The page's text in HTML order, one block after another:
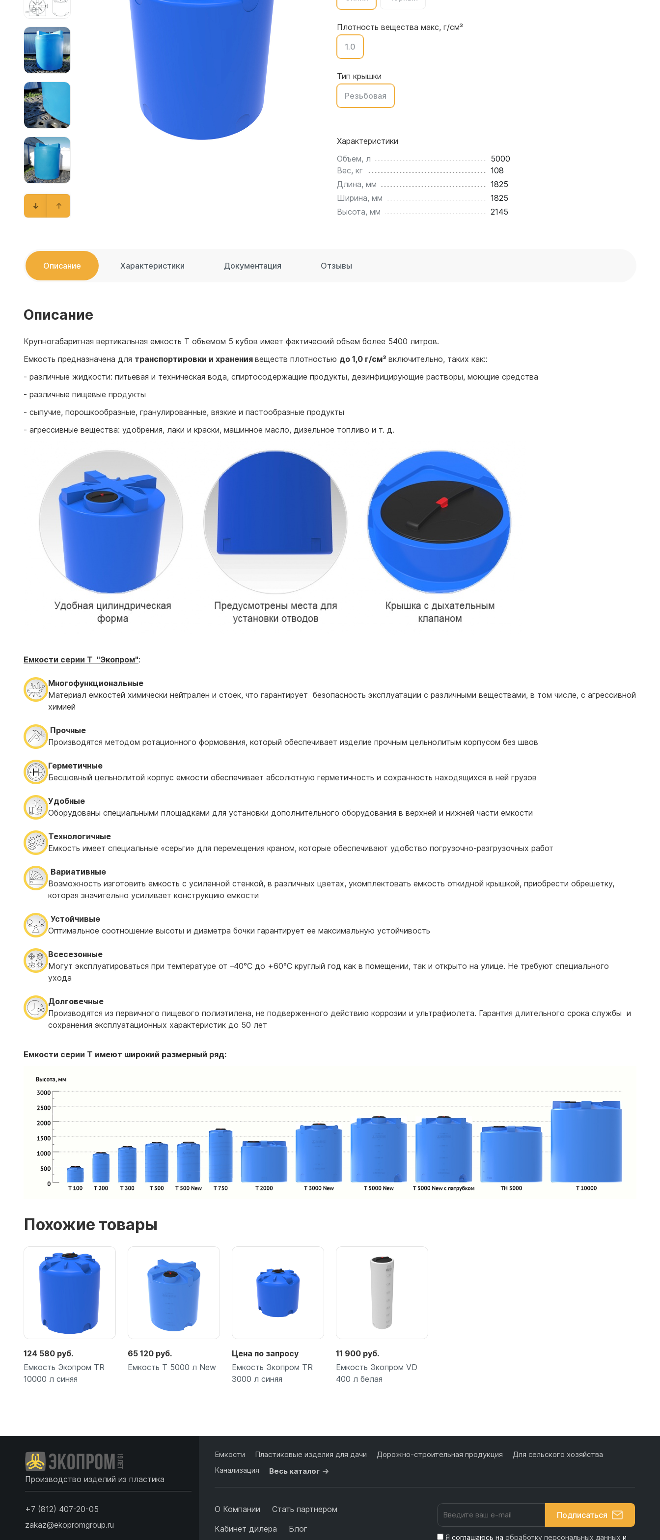
Емкости для воды 4500 литров
Емкости для воды 4000 литров
Емкости для воды 3000 литров
Емкости для воды 2500 литров
Емкости для воды 2000 литров
Емкости для воды 1500 литров
Емкости для воды 1000 литров
Емкости для воды 750 литров
Емкости для воды 600 литров
Емкости для воды 500 литров
Емкости для воды 400 литров
ЦКТ для ферментации
Плотность вещества макс, г/см³
1.0
Тип крышки
Резьбовая
Характеристики
Объем, л
5000
Вес, кг
108
Длина, мм
1825
Ширина, мм
1825
Высота, мм
2145
Описание Характеристики Документация Отзывы
Описание
Крупногабаритная вертикальная емкость T объемом 5 кубов имеет фактический объем более 5400 литров.
Емкость предназначена для транспортировки и хранения веществ плотностью до 1,0 г/см³ включительно, таких как::
- различные жидкости: питьевая и техническая вода, спиртосодержащие продукты, дезинфицирующие растворы, моющие средства
- различные пищевые продукты
- сыпучие, порошкообразные, гранулированные, вязкие и пастообразные продукты
- агрессивные вещества: удобрения, лаки и краски, машинное масло, дизельное топливо и т. д.
Емкости серии T "Экопром":
Многофункциональные
Материал емкостей химически нейтрален и стоек, что гарантирует безопасность эксплуатации с различными веществами, в том числе, с агрессивной
химией
Прочные
Производятся методом ротационного формования, который обеспечивает изделие прочным цельнолитым корпусом без швов
Герметичные
Бесшовный цельнолитой корпус емкости обеспечивает абсолютную герметичность и сохранность находящихся в ней грузов
Удобные
Оборудованы специальными площадками для установки дополнительного оборудования в верхней и нижней части емкости
Технологичные
Емкость имеет специальные «серьги» для перемещения краном, которые обеспечивают удобство погрузочно-разгрузочных работ
Вариативные
Возможность изготовить емкость с усиленной стенкой, в различных цветах, укомплектовать емкость откидной крышкой, приобрести обрешетку,
которая значительно усиливает конструкцию емкости
Устойчивые
Оптимальное соотношение высоты и диаметра бочки гарантирует ее максимальную устойчивость
Всесезонные
Могут эксплуатироваться при температуре от –40°С до +60°С круглый год как в помещении, так и открыто на улице. Не требуют специального
ухода
Долговечные
Производятся из первичного пищевого полиэтилена, не подверженного действию коррозии и ультрафиолета. Гарантия длительного срока службы и
сохранения эксплуатационных характеристик до 50 лет
Емкости серии T имеют широкий размерный ряд:
Похожие товары
124 580 руб.
Емкость Экопром TR
10000 л синяя
65 120 руб.
Емкость T 5000 л New
Цена по запросу
Емкость Экопром TR
3000 л синяя
11 900 руб.
Емкость Экопром VD
400 л белая
Производство изделий из пластика
+7 (812) 407-20-05
zakaz@ekopromgroup.ru
Емкости Пластиковые изделия для дачи Дорожно-строительная продукция
Для сельского хозяйства
Канализация
Весь каталог
О Компании
Стать партнером
Кабинет дилера
Блог
Подписаться
Я соглашаюсь на обработку персональных данных и